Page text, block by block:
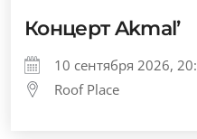
Концерт Akmal’
10 сентября 2026,
Roof Place